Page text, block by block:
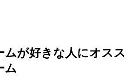
ムが好きな人にオスス
ム